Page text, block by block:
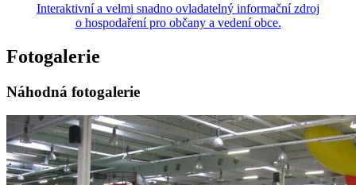
Interaktivní a velmi snadno ovladatelný informační zdroj
o hospodaření pro občany a vedení obce.
Fotogalerie
Náhodná fotogalerie